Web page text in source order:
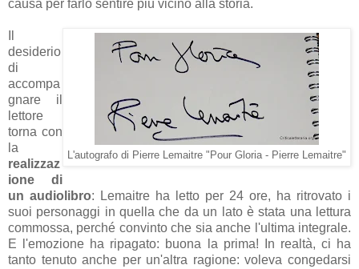
causa per farlo sentire più vicino alla storia.
L'autografo di Pierre Lemaitre "Pour Gloria - Pierre Lemaitre"
desiderio
di
accompa
gnare il
lettore
torna con
la
realizzaz
ione di
un audiolibro: Lemaitre ha letto per 24 ore, ha ritrovato i
suoi personaggi in quella che da un lato è stata una lettura
commossa, perché convinto che sia anche l'ultima integrale.
E l'emozione ha ripagato: buona la prima! In realtà, ci ha
tanto tenuto anche per un'altra ragione: voleva congedarsi